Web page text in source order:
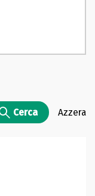
Cerca Azzera